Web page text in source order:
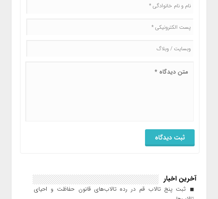
آخرین اخبار
ثبت پنج تالاب قم در رده تالاب‌های قانون حفاظت و احیای